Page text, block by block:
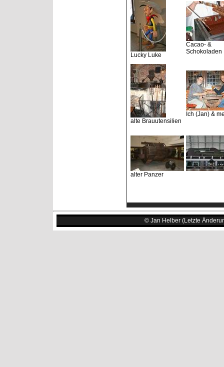
Lucky Luke
Cacao- &
Schokoladen
alte Brauutensilien
Ich (Jan) &
alter Panzer
© Jan Helber (Letzte